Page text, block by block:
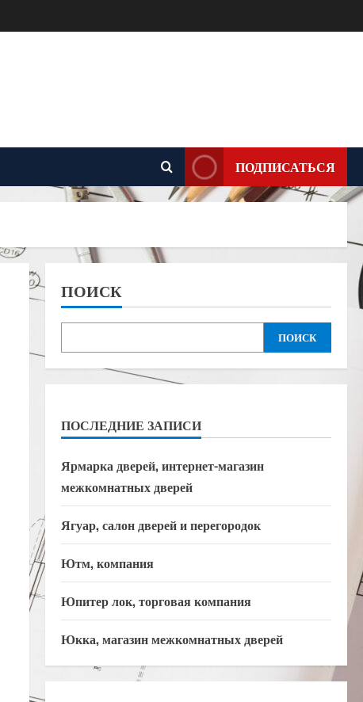
ПОДПИСАТЬСЯ
ПОИСК
ПОИСК
ПОСЛЕДНИЕ ЗАПИСИ
Ярмарка дверей, интернет-магазин
межкомнатных дверей
Ягуар, салон дверей и перегородок
Ютм, компания
Юпитер лок, торговая компания
Юкка, магазин межкомнатных дверей